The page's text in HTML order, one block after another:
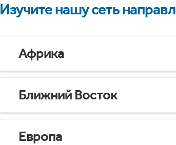
Изучите нашу сеть
Африка
Ближний Восток
Европа